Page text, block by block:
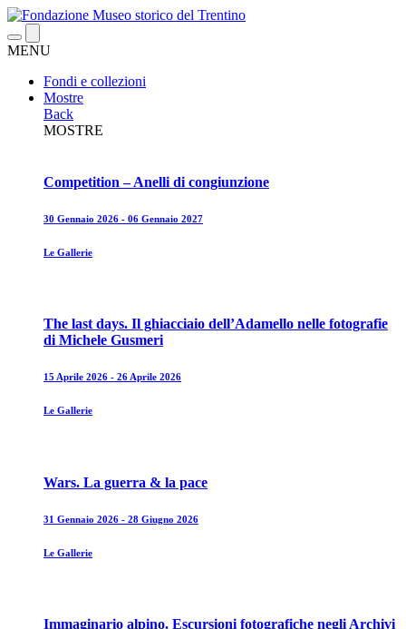
MENU
Fondi e collezioni
Mostre
Back
MOSTRE
Competition – Anelli di congiunzione
30 Gennaio 2026 - 06 Gennaio 2027
Le Gallerie
The last days. Il ghiacciaio dell’Adamello nelle fotografie
di Michele Gusmeri
15 Aprile 2026 - 26 Aprile 2026
Le Gallerie
Wars. La guerra & la pace
31 Gennaio 2026 - 28 Giugno 2026
Le Gallerie
Immaginario alpino. Escursioni fotografiche negli Archivi